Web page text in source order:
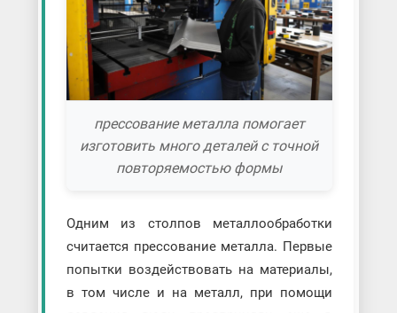
прессование металла помогает
изготовить много деталей с точной
повторяемостью формы
Одним из столпов металлообработки
считается прессование металла. Первые
попытки воздействовать на материалы,
в том числе и на металл, при помощи